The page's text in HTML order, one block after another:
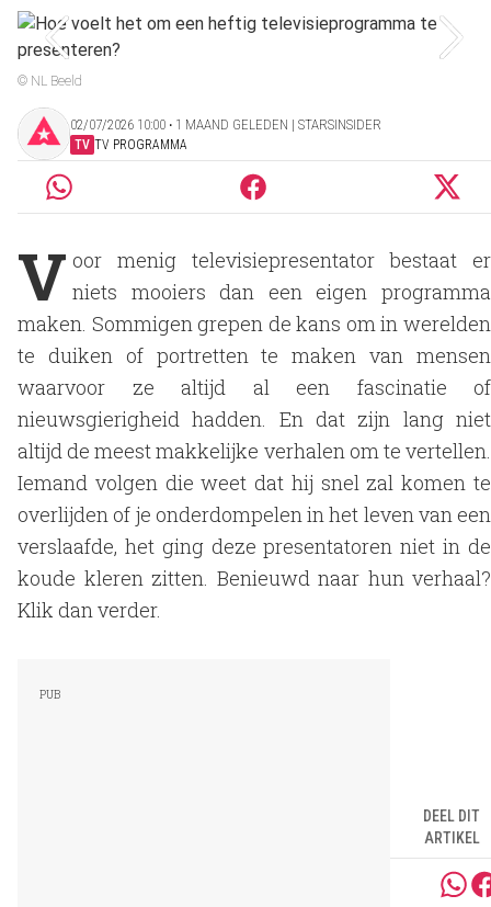
© NL Beeld
02/07/2026 10:00 ‧ 1 MAAND GELEDEN | STARSINSIDER
TV TV PROGRAMMA
V oor menig televisiepresentator bestaat er
niets mooiers dan een eigen programma
maken. Sommigen grepen de kans om in werelden
te duiken of portretten te maken van mensen
waarvoor ze altijd al een fascinatie of
nieuwsgierigheid hadden. En dat zijn lang niet
altijd de meest makkelijke verhalen om te vertellen.
Iemand volgen die weet dat hij snel zal komen te
overlijden of je onderdompelen in het leven van een
verslaafde, het ging deze presentatoren niet in de
koude kleren zitten. Benieuwd naar hun verhaal?
Klik dan verder.
DEEL DIT
ARTIKEL